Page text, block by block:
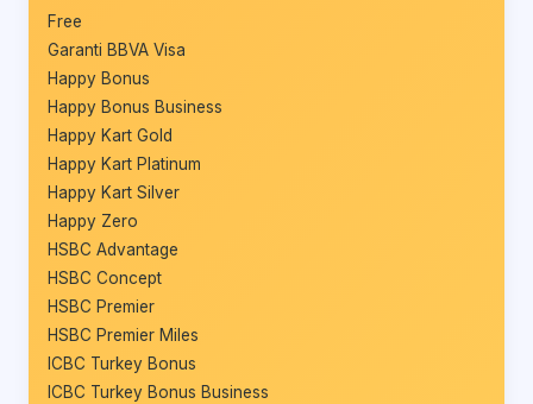
Free
Garanti BBVA Visa
Happy Bonus
Happy Bonus Business
Happy Kart Gold
Happy Kart Platinum
Happy Kart Silver
Happy Zero
HSBC Advantage
HSBC Concept
HSBC Premier
HSBC Premier Miles
ICBC Turkey Bonus
ICBC Turkey Bonus Business